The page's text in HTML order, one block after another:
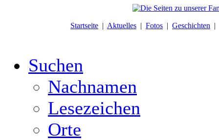
Startseite | Aktuelles | Fotos | Geschichten |
Suchen
Nachnamen
Lesezeichen
Orte